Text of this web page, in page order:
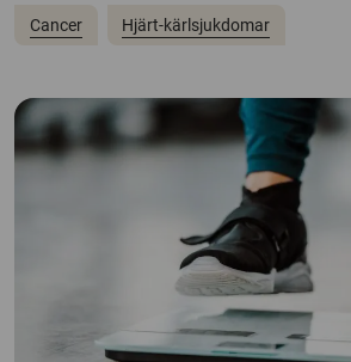
Cancer Hjärt-kärlsjukdomar